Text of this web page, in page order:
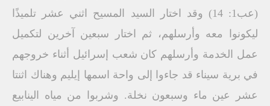
(عب1: 14) وقد اختار السيد المسيح اثني عشر تلميذًا
ليكونوا معه وأرسلهم، ثم اختار سبعين آخرين لتكميل
عمل الخدمة وأرسلهم كان شعب إسرائيل أثناء خروجهم
في برية سيناء قد جاءوا إلى واحة اسمها إيليم وهناك اثنتا
عشر عين ماء وسبعون نخلة. وشربوا من مياه الينابيع